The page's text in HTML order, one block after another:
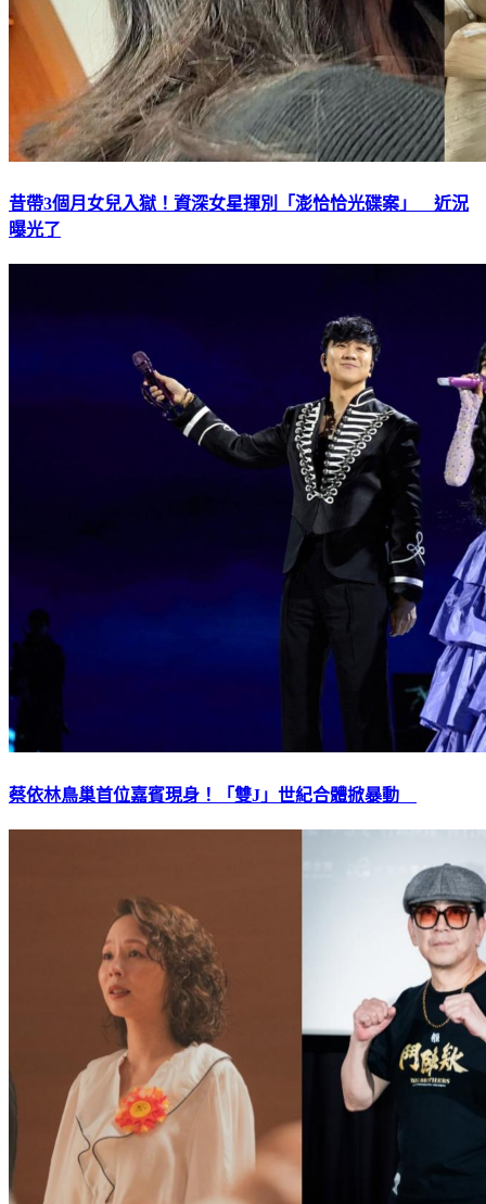
昔帶3個月女兒入獄！資深女星揮別「澎恰恰光碟案」 近況
曝光了
蔡依林鳥巢首位嘉賓現身！「雙J」世紀合體掀暴動